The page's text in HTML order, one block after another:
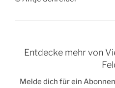
Entdecke mehr von
Melde dich für ein